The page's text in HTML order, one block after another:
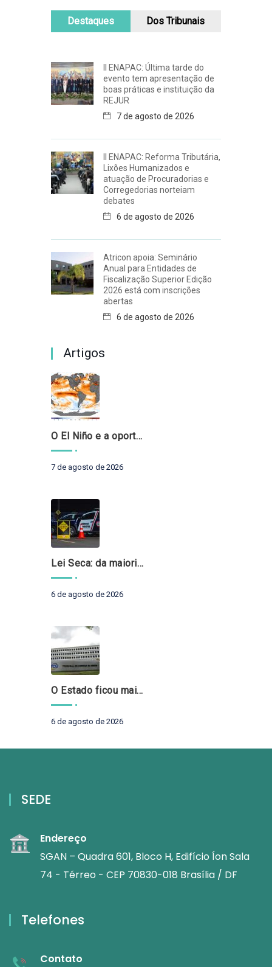
Destaques Dos Tribunais
II ENAPAC: Última tarde do
evento tem apresentação de
boas práticas e instituição da
REJUR
7 de agosto de 2026
II ENAPAC: Reforma Tributária,
Lixões Humanizados e
atuação de Procuradorias e
Corregedorias norteiam
debates
6 de agosto de 2026
Atricon apoia: Seminário
Anual para Entidades de
Fiscalização Superior Edição
2026 está com inscrições
abertas
6 de agosto de 2026
Artigos
O El Niño e a oportunidade de fortalecer o controle externo das políticas climáticas
7 de agosto de 2026
Lei Seca: da maioridade à maturidade
6 de agosto de 2026
O Estado ficou mais complexo. O controle precisa acompanhar
6 de agosto de 2026
SEDE
Endereço
SGAN – Quadra 601, Bloco H, Edifício Íon Sala
74 - Térreo - CEP 70830-018 Brasília / DF
Telefones
Contato